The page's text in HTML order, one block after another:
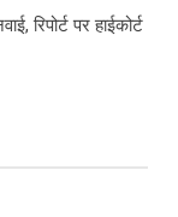
रिपोर्ट पर हाईकोर्ट